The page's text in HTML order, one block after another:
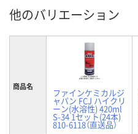
他のバリエーション
商品名
ファインケミカルジ
ャパン FCJ ハイクリ
ーン(水溶性) 420ml
S-34 1セット(24本)
810-6118（直送品）